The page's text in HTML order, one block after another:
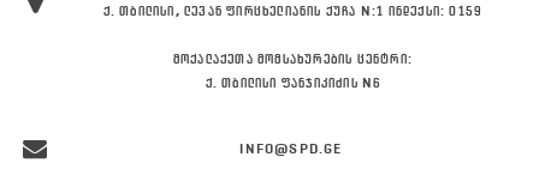
Ქ. ᲗᲑᲘᲚᲘᲡᲘ, ᲚᲔᲕᲐᲜ ᲤᲘᲠᲪᲮᲔᲚᲘᲐᲜᲘᲡ ᲥᲣᲩᲐ N:1 ᲘᲜᲓᲔᲥᲡᲘ: 0159
ᲛᲝᲥᲐᲚᲐᲥᲔᲗᲐ ᲛᲝᲛᲡᲐᲮᲣᲠᲔᲑᲘᲡ ᲪᲔᲜᲢᲠᲘ:
Ქ. ᲗᲑᲘᲚᲘᲡᲘ ᲤᲐᲜᲯᲘᲙᲘᲫᲘᲡ N6
INFO@SPD.GE